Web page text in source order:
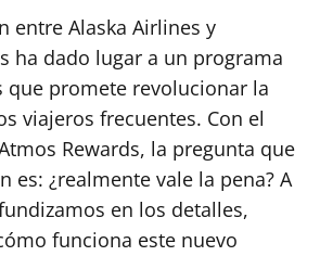
entre Alaska Airlines y
ha dado lugar a un programa
que promete revolucionar la
viajeros frecuentes. Con el
Rewards, la pregunta que
es: ¿realmente vale la pena? A
en los detalles,
funciona este nuevo